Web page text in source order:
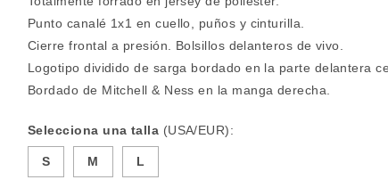
Punto canalé 1x1 en cuello, puños y cinturilla.
Cierre frontal a presión. Bolsillos delanteros de vivo.
Logotipo dividido de sarga bordado en la parte delantera
Bordado de Mitchell & Ness en la manga derecha.
Selecciona una talla (USA/EUR):
S M L